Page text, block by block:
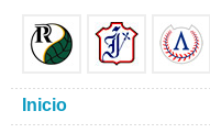
Inicio